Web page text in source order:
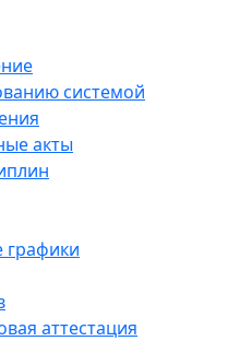
системой
акты
графики
аттестация